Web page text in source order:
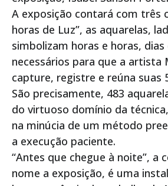
A exposição contará com três
horas de Luz”, as aquarelas,
simbolizam horas e horas, dias
necessários para que a artista
capture, registre e reúna suas
São precisamente, 483
do virtuoso domínio da
na minúcia de um método
a execução paciente.
“Antes que chegue à noite”, a
nome a exposição, é uma